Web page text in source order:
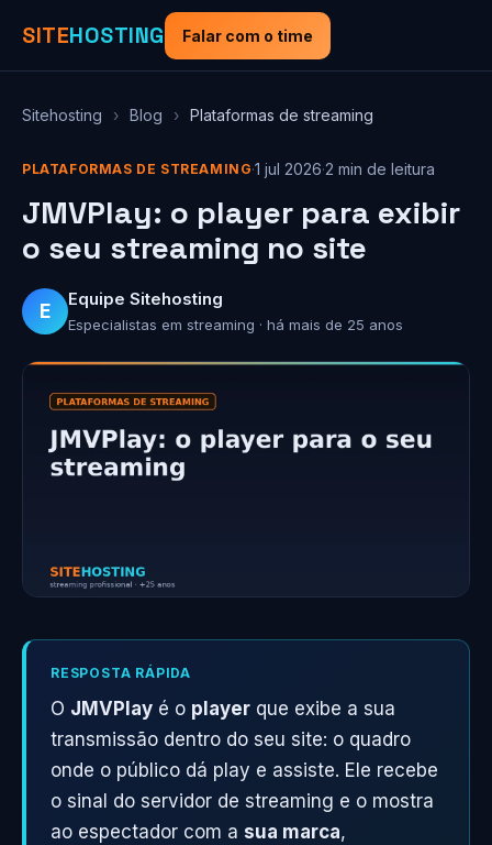
SITEHOSTING Falar com o time
Sitehosting › Blog › Plataformas de streaming
PLATAFORMAS DE STREAMING·1 jul 2026·2 min de leitura
JMVPlay: o player para exibir
o seu streaming no site
E
Equipe Sitehosting
Especialistas em streaming · há mais de 25 anos
RESPOSTA RÁPIDA
O JMVPlay é o player que exibe a sua
transmissão dentro do seu site: o quadro
onde o público dá play e assiste. Ele recebe
o sinal do servidor de streaming e o mostra
ao espectador com a sua marca,